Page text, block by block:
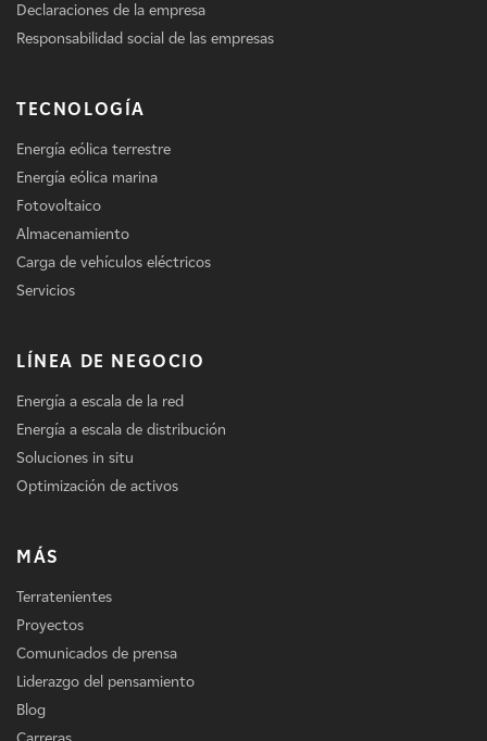
Declaraciones de la empresa
Responsabilidad social de las empresas
TECNOLOGÍA
Energía eólica terrestre
Energía eólica marina
Fotovoltaico
Almacenamiento
Carga de vehículos eléctricos
Servicios
LÍNEA DE NEGOCIO
Energía a escala de la red
Energía a escala de distribución
Soluciones in situ
Optimización de activos
MÁS
Terratenientes
Proyectos
Comunicados de prensa
Liderazgo del pensamiento
Blog